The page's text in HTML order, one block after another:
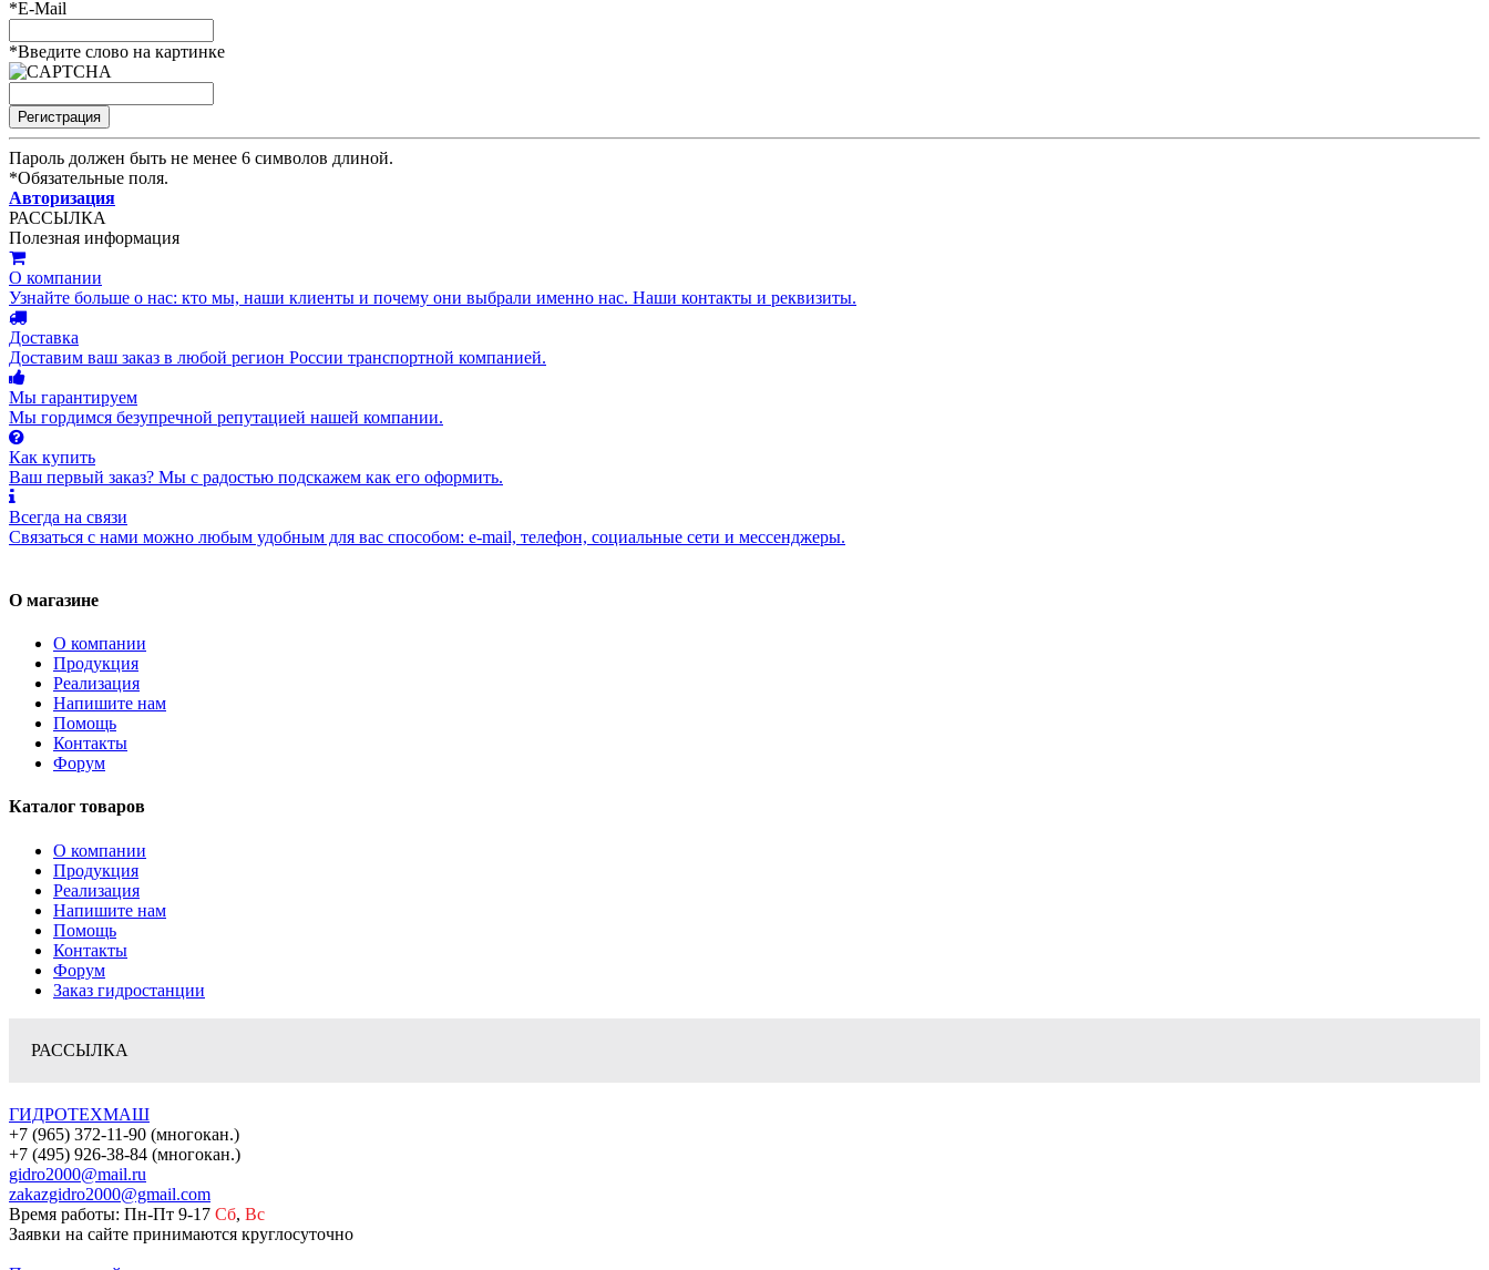
*E-Mail
*Введите слово на картинке
Пароль должен быть не менее 6 символов длиной.
*Обязательные поля.
Авторизация
РАССЫЛКА
Полезная информация
О компании
Узнайте больше о нас: кто мы, наши клиенты и почему они выбрали именно нас. Наши контакты и реквизиты.
Доставка
Доставим ваш заказ в любой регион России транспортной компанией.
Мы гарантируем
Мы гордимся безупречной репутацией нашей компании.
Как купить
Ваш первый заказ? Мы с радостью подскажем как его оформить.
Всегда на связи
Связаться с нами можно любым удобным для вас способом: e-mail, телефон, социальные сети и мессенджеры.
О магазине
О компании
Продукция
Реализация
Напишите нам
Помощь
Контакты
Форум
Каталог товаров
О компании
Продукция
Реализация
Напишите нам
Помощь
Контакты
Форум
Заказ гидростанции
РАССЫЛКА
ГИДРОТЕХМАШ
+7 (965) 372-11-90 (многокан.)
+7 (495) 926-38-84 (многокан.)
gidro2000@mail.ru
zakazgidro2000@gmail.com
Время работы: Пн-Пт 9-17 Сб, Вс
Заявки на сайте принимаются круглосуточно